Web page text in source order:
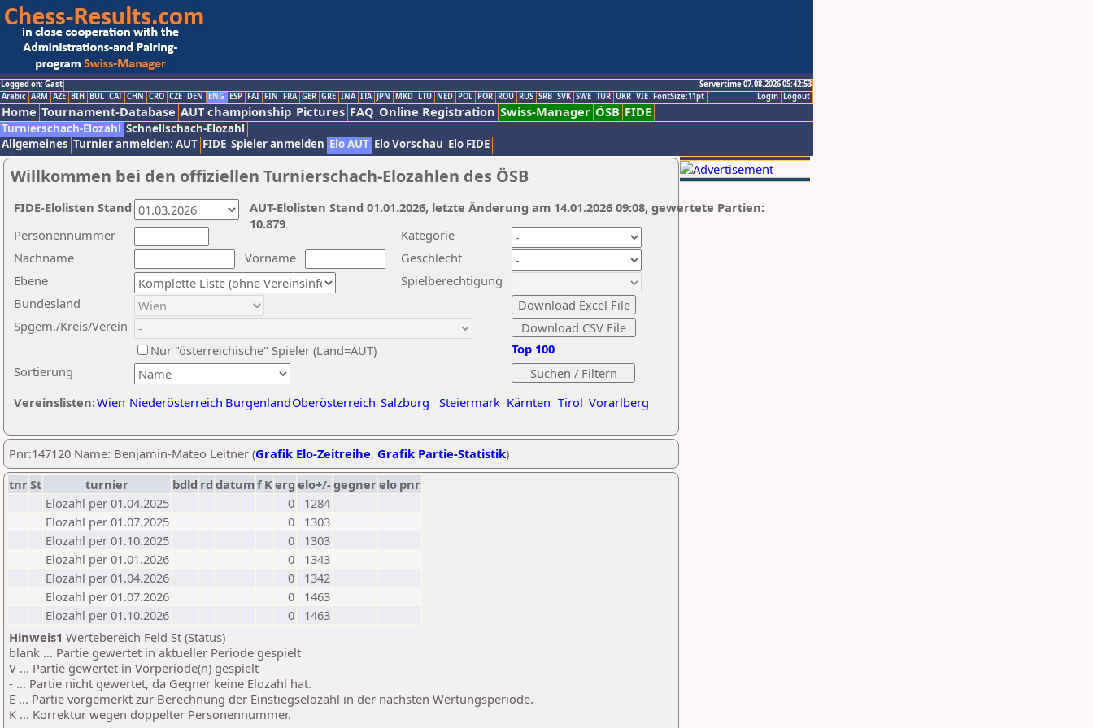
Logged on: Gast
Servertime 07.08.2026 05:42:53
Logout
Login
Arabic ARM AZE BIH BUL CAT CHN CRO CZE DEN ENG ESP FAI FIN FRA GER GRE INA ITA JPN MKD LTU NED POL POR ROU RUS SRB SVK SWE TUR UKR VIE FontSize:11pt
Home Tournament-Database AUT championship Pictures FAQ Online Registration Swiss-Manager ÖSB FIDE
Turnierschach-Elozahl Schnellschach-Elozahl
Allgemeines Turnier anmelden: AUT FIDE Spieler anmelden Elo AUT Elo Vorschau Elo FIDE
Willkommen bei den offiziellen Turnierschach-Elozahlen des ÖSB
Nachname
Vorname
Ebene
Kategorie
Sortierung
Personennummer
Bundesland
Spgem./Kreis/Verein
Geschlecht
Nur "österreichische" Spieler (Land=AUT)
Spielberechtigung
Vereinslisten:Wien Niederösterreich BurgenlandOberösterreich Salzburg Steiermark Kärnten Tirol Vorarlberg
Top 100
AUT-Elolisten Stand 01.01.2026, letzte Änderung am 14.01.2026 09:08, gewertete Partien:
10.879
FIDE-Elolisten Stand
Pnr:147120 Name: Benjamin-Mateo Leitner (Grafik Elo-Zeitreihe, Grafik Partie-Statistik)
tnrSt turnier bdld rd datumf Kerg elo+/-gegnerelo pnr
Elozahl per 01.04.2025
0
1284
Elozahl per 01.07.2025
0
1303
Elozahl per 01.10.2025
0
1303
Elozahl per 01.01.2026
0
1343
Elozahl per 01.04.2026
0
1342
Elozahl per 01.07.2026
0
1463
Elozahl per 01.10.2026
0
1463
Hinweis1 Wertebereich Feld St (Status)
blank ... Partie gewertet in aktueller Periode gespielt
V ... Partie gewertet in Vorperiode(n) gespielt
- ... Partie nicht gewertet, da Gegner keine Elozahl hat.
E ... Partie vorgemerkt zur Berechnung der Einstiegselozahl in der nächsten Wertungsperiode.
K ... Korrektur wegen doppelter Personennummer.